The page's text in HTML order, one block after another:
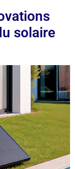
solaire